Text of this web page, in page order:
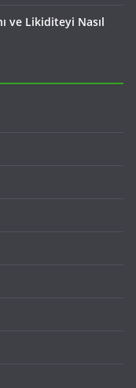
ve Likiditeyi Nasıl